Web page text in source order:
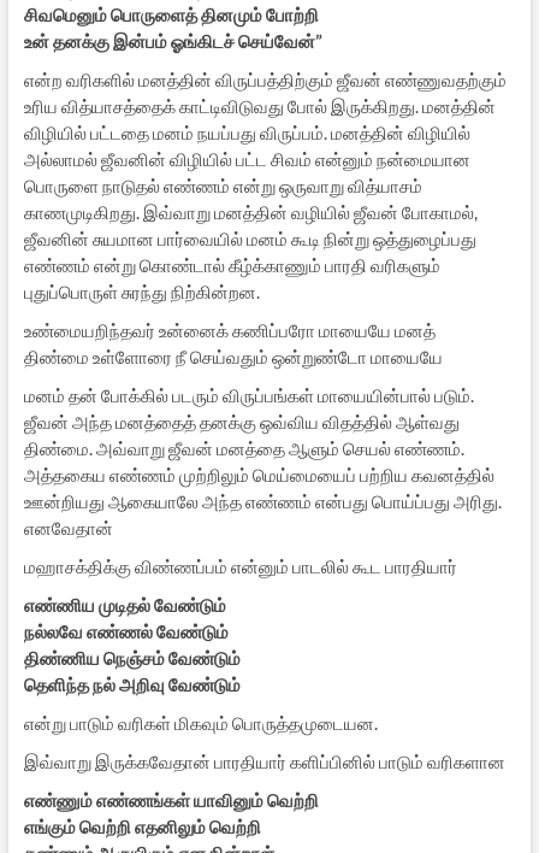
சிவமெனும் பொருளைத் தினமும் போற்றி
உன் தனக்கு இன்பம் ஓங்கிடச் செய்வேன்”
என்ற வரிகளில் மனத்தின் விருப்பத்திற்கும் ஜீவன் எண்ணுவதற்கும்
உரிய வித்யாசத்தைக் காட்டிவிடுவது போல் இருக்கிறது. மனத்தின்
விழியில் பட்டதை மனம் நயப்பது விருப்பம். மனத்தின் விழியில்
அல்லாமல் ஜீவனின் விழியில் பட்ட சிவம் என்னும் நன்மையான
பொருளை நாடுதல் எண்ணம் என்று ஒருவாறு வித்யாசம்
காணமுடிகிறது. இவ்வாறு மனத்தின் வழியில் ஜீவன் போகாமல்,
ஜீவனின் சுயமான பார்வையில் மனம் கூடி நின்று ஒத்துழைப்பது
எண்ணம் என்று கொண்டால் கீழ்க்காணும் பாரதி வரிகளும்
புதுப்பொருள் சுரந்து நிற்கின்றன.
உண்மையறிந்தவர் உன்னைக் கணிப்பரோ மாயையே மனத்
திண்மை உள்ளோரை நீ செய்வதும் ஒன்றுண்டோ மாயையே
மனம் தன் போக்கில் படரும் விருப்பங்கள் மாயையின்பால் படும்.
ஜீவன் அந்த மனத்தைத் தனக்கு ஒவ்விய விதத்தில் ஆள்வது
திண்மை. அவ்வாறு ஜீவன் மனத்தை ஆளும் செயல் எண்ணம்.
அத்தகைய எண்ணம் முற்றிலும் மெய்மையைப் பற்றிய கவனத்தில்
ஊன்றியது ஆகையாலே அந்த எண்ணம் என்பது பொய்ப்பது அரிது.
எனவேதான்
மஹாசக்திக்கு விண்ணப்பம் என்னும் பாடலில் கூட பாரதியார்
எண்ணிய முடிதல் வேண்டும்
நல்லவே எண்ணல் வேண்டும்
திண்ணிய நெஞ்சம் வேண்டும்
தெளிந்த நல் அறிவு வேண்டும்
என்று பாடும் வரிகள் மிகவும் பொருத்தமுடையன.
இவ்வாறு இருக்கவேதான் பாரதியார் களிப்பினில் பாடும் வரிகளான
எண்ணும் எண்ணங்கள் யாவினும் வெற்றி
எங்கும் வெற்றி எதனிலும் வெற்றி